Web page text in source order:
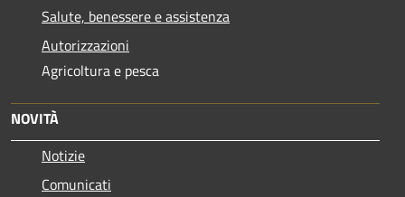
Salute, benessere e assistenza
Autorizzazioni
Agricoltura e pesca
NOVITÀ
Notizie
Comunicati